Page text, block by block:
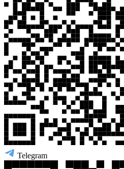
Telegram